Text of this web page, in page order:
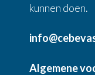
kunnen doen.
Algemene